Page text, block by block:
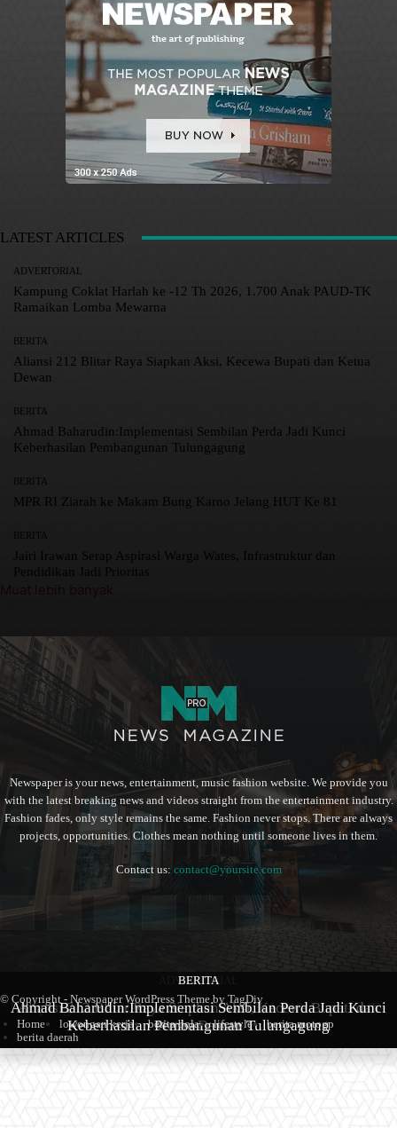
ADVERTORIAL
Kampung Coklat Harlah ke -12 Th 2026, 1.700 Anak PAUD-
TK Ramaikan Lomba Mewarna
BERITA
Aliansi 212 Blitar Raya Siapkan Aksi, Kecewa Bupati dan
Ketua Dewan
BERITA
Ahmad Baharudin:Implementasi Sembilan Perda Jadi Kunci
Keberhasilan Pembangunan Tulungagung
LATEST ARTICLES
ADVERTORIAL
Kampung Coklat Harlah ke -12 Th 2026, 1.700 Anak PAUD-TK
Ramaikan Lomba Mewarna
BERITA
Aliansi 212 Blitar Raya Siapkan Aksi, Kecewa Bupati dan Ketua
Dewan
BERITA
Ahmad Baharudin:Implementasi Sembilan Perda Jadi Kunci
Keberhasilan Pembangunan Tulungagung
BERITA
MPR RI Ziarah ke Makam Bung Karno Jelang HUT Ke 81
BERITA
Jairi Irawan Serap Aspirasi Warga Wates, Infrastruktur dan
Pendidikan Jadi Prioritas
Newspaper is your news, entertainment, music fashion website. We provide you
with the latest breaking news and videos straight from the entertainment industry.
Fashion fades, only style remains the same. Fashion never stops. There are always
projects, opportunities. Clothes mean nothing until someone lives in them.
Contact us: contact@yoursite.com
© Copyright - Newspaper WordPress Theme by TagDiv
Home
lowongan kerja berita bola lifestyle
berita motogp
berita daerah